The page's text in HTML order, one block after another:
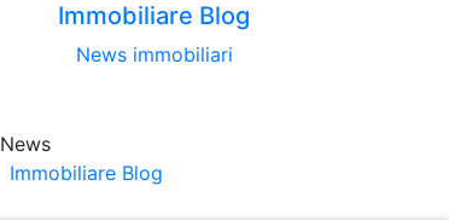
Immobiliare Blog
News immobiliari
News
Immobiliare Blog